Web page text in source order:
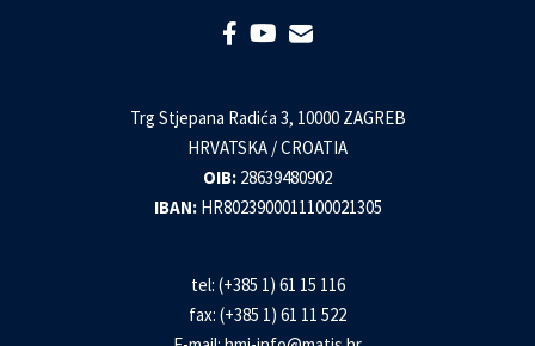
Trg Stjepana Radića 3, 10000 ZAGREB
HRVATSKA / CROATIA
OIB: 28639480902
IBAN: HR8023900011100021305
tel: (+385 1) 61 15 116
fax: (+385 1) 61 11 522